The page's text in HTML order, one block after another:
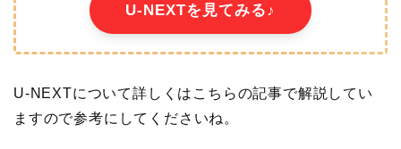
U-NEXTを見てみる♪
U-NEXTについて詳しくはこちらの記事で解説してい
ますので参考にしてくださいね。